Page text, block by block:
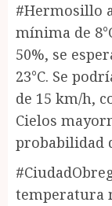
#Hermosillo
mínima de
50%, se
23°C. Se
de 15 km/h,
Cielos
probabilidad
temperatura